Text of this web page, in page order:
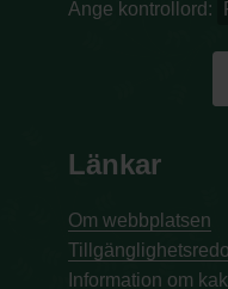
Ange kontrollord:
Länkar
Om webbplatsen
Information om